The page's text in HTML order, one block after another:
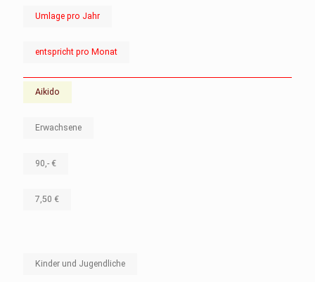
Umlage pro Jahr
entspricht pro Monat
Aikido
Erwachsene
90,- €
7,50 €
Kinder und Jugendliche